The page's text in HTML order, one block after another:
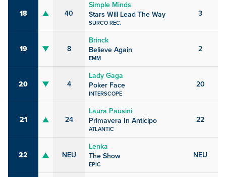
18 40
Simple Minds
Stars Will Lead The Way
SURCO REC.
3
19 8
Brinck
Believe Again
EMM
2
20 4
Lady Gaga
Poker Face
INTERSCOPE
20
21 24
Laura Pausini
Primavera In Anticipo
ATLANTIC
22
22 NEU
Lenka
The Show
EPIC
NEU